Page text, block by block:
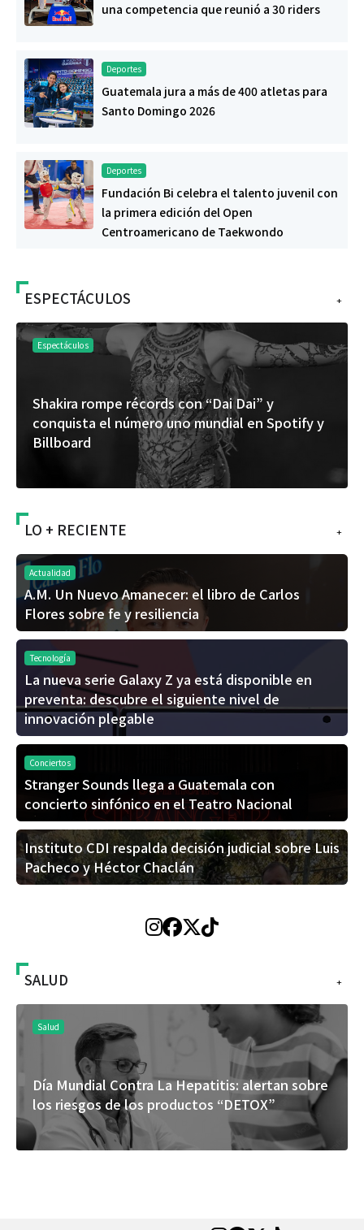
una competencia que reunió a 30 riders
Deportes
Guatemala jura a más de 400 atletas para
Santo Domingo 2026
Deportes
Fundación Bi celebra el talento juvenil con
la primera edición del Open
Centroamericano de Taekwondo
+
ESPECTÁCULOS
Espectáculos
Shakira rompe récords con “Dai Dai” y
conquista el número uno mundial en Spotify y
Billboard
+
LO + RECIENTE
Actualidad
A.M. Un Nuevo Amanecer: el libro de Carlos
Flores sobre fe y resiliencia
Tecnología
La nueva serie Galaxy Z ya está disponible en
preventa: descubre el siguiente nivel de
innovación plegable
Conciertos
Stranger Sounds llega a Guatemala con
concierto sinfónico en el Teatro Nacional
Instituto CDI respalda decisión judicial sobre Luis
Pacheco y Héctor Chaclán
+
SALUD
Salud
Día Mundial Contra La Hepatitis: alertan sobre
los riesgos de los productos “DETOX”